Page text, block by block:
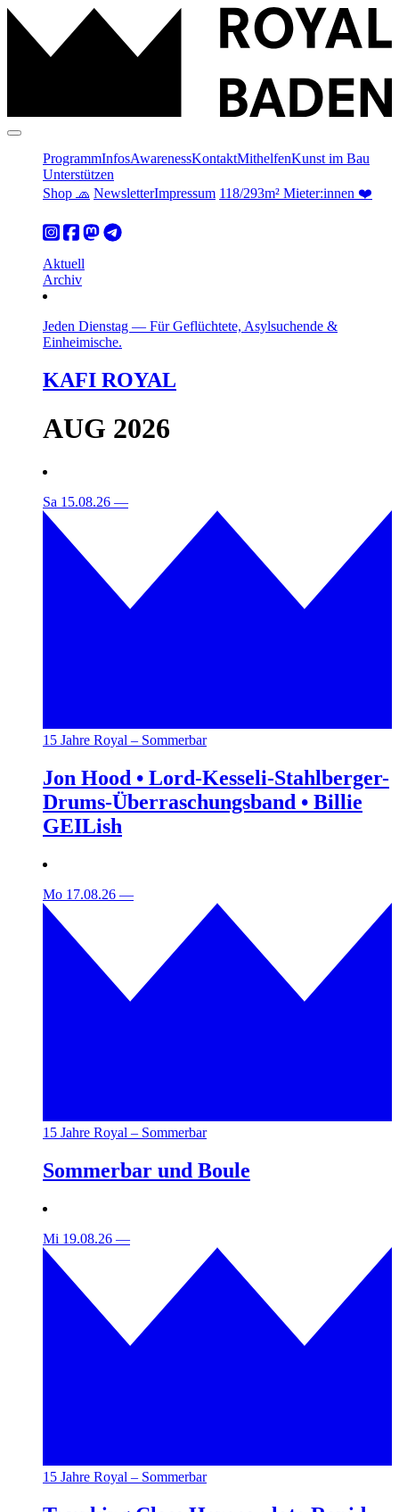
ProgrammInfosAwarenessKontaktMithelfenKunst im Bau
Unterstützen
Shop 🧢 NewsletterImpressum 118/293m² Mieter:innen ❤️
Aktuell
Archiv
Jeden Dienstag — Für Geflüchtete, Asylsuchende &
Einheimische.
KAFI ROYAL
AUG 2026
Sa 15.08.26 —
15 Jahre Royal – Sommerbar
Jon Hood • Lord-Kesseli-Stahlberger-
Drums-Überraschungsband • Billie
GEILish
Mo 17.08.26 —
15 Jahre Royal – Sommerbar
Sommerbar und Boule
Mi 19.08.26 —
15 Jahre Royal – Sommerbar